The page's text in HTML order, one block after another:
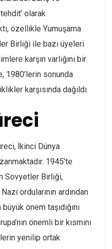
olarak
özellikle Yumuşama
Birliği ile bazı üyeleri
karşın varlığını bir
1980’lerin sonunda
karşısında dağıldı.
İkinci Dünya
1945’te
Sovyetler Birliği,
ordularının ardından
önem taşıdığını
önemli bir kısmını
yenilip ortak